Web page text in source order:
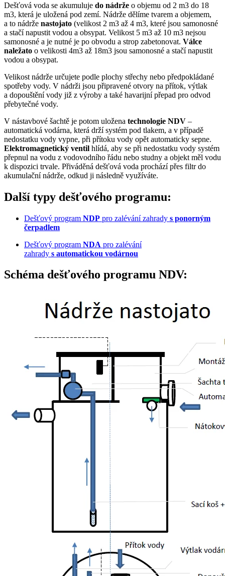
Dešťová voda se akumuluje do nádrže o objemu od 2 m3 do 18
m3, která je uložená pod zemí. Nádrže dělíme tvarem a objemem,
a to nádrže nastojato (velikost 2 m3 až 4 m3, které jsou samonosné
a stačí napustit vodou a obsypat. Velikost 5 m3 až 10 m3 nejsou
samonosné a je nutné je po obvodu a strop zabetonovat. Válce
naležato o velikosti 4m3 až 18m3 jsou samonosné a stačí napustit
vodou a obsypat.
Velikost nádrže určujete podle plochy střechy nebo předpokládané
spotřeby vody. V nádrži jsou připravené otvory na přítok, výtlak
a dopouštění vody již z výroby a také havarijní přepad pro odvod
přebytečné vody.
V nástavbové šachtě je potom uložena technologie NDV –
automatická vodárna, která drží systém pod tlakem, a v případě
nedostatku vody vypne, při přítoku vody opět automaticky sepne.
Elektromagnetický ventil hlídá, aby se při nedostatku vody systém
přepnul na vodu z vodovodního řádu nebo studny a objekt měl vodu
k dispozici trvale. Přiváděná dešťová voda prochází přes filtr do
akumulační nádrže, odkud ji následně využíváte.
Další typy dešťového programu:
Dešťový program NDP pro zalévání zahrady s ponorným
čerpadlem
Dešťový program NDA pro zalévání
zahrady s automatickou vodárnou
Schéma dešťového programu NDV: